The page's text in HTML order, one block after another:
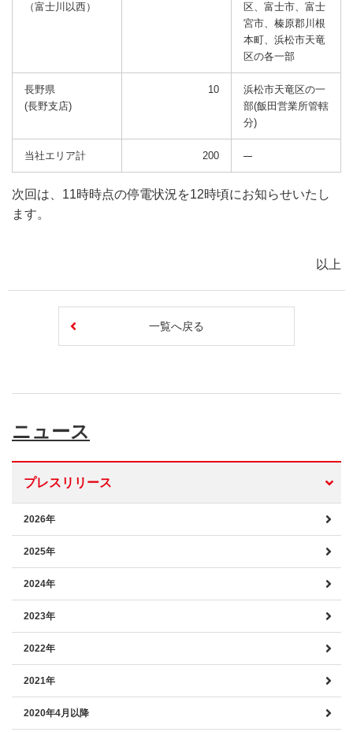
（富士川以西）
区、富士市、富士
宮市、 榛原郡川根
本町、浜松市天竜
区の各一部
長野県
(長野支店)
10
浜松市天竜区の一
部(飯田営業所管轄
分)
当社エリア計 200
次回は、11時時点の停電状況を12時頃にお知らせいたし
ます。
以上
一覧へ戻る
ニュース
プレスリリース
2026年
2025年
2024年
2023年
2022年
2021年
2020年4月以降